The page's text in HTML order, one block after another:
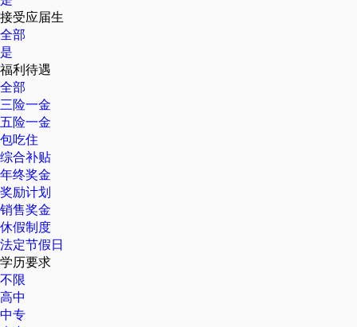
接受应届生
全部
是
福利待遇
全部
三险一金
五险一金
包吃住
综合补贴
年终奖金
奖励计划
销售奖金
休假制度
法定节假日
学历要求
不限
高中
中专